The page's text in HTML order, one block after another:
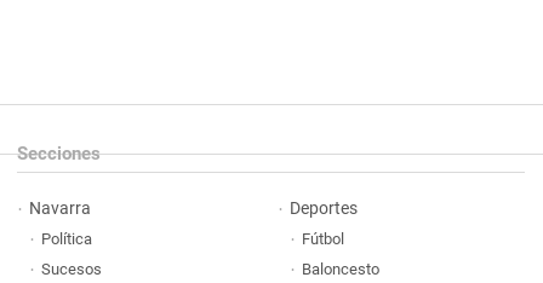
Secciones
Navarra
Política
Sucesos
Deportes
Fútbol
Baloncesto